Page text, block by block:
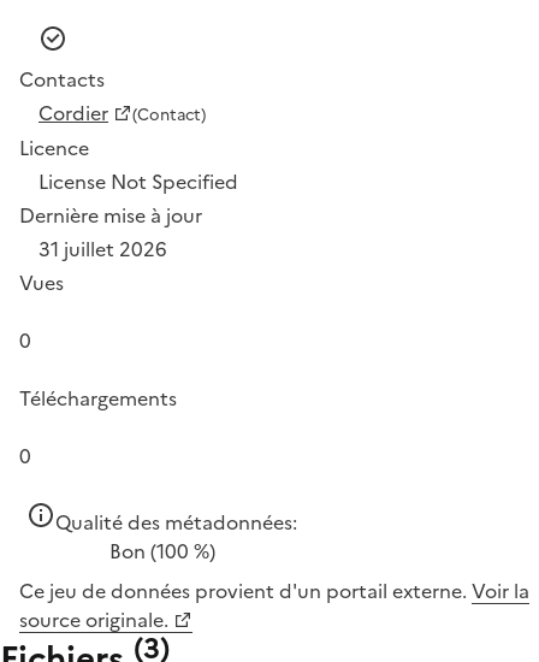
Contacts
Cordier
(Contact)
Licence
License Not Specified
Dernière mise à jour
31 juillet 2026
Vues
0
Téléchargements
0
Qualité des métadonnées:
Bon (100 %)
Ce jeu de données provient d'un portail externe. Voir la
source originale.
(3)